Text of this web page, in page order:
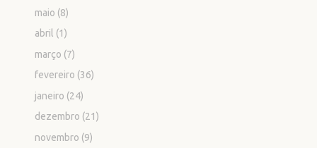
maio (8)
abril (1)
março (7)
fevereiro (36)
janeiro (24)
dezembro (21)
novembro (9)